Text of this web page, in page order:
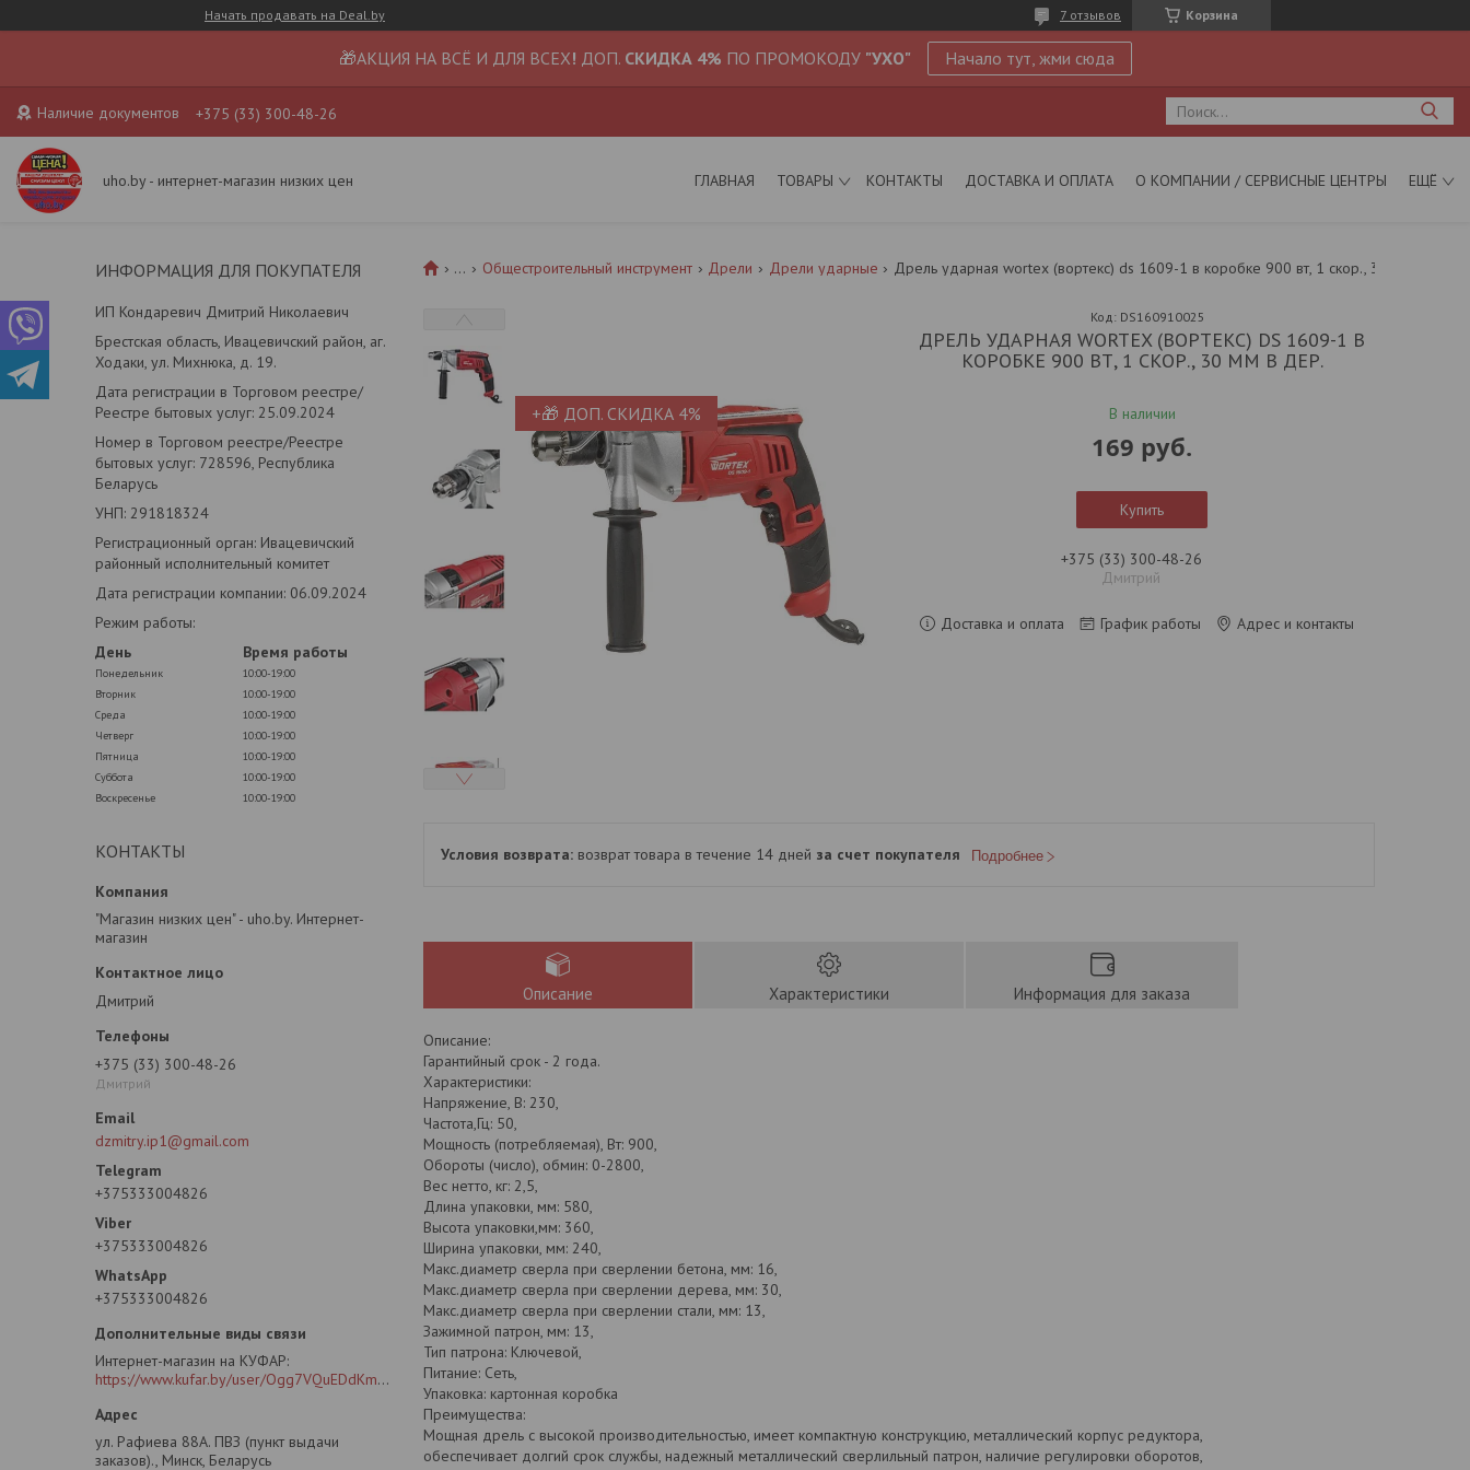
Начать продавать на Deal.by Корзина
7 отзывов
🎁АКЦИЯ НА ВСЁ И ДЛЯ ВСЕХ! ДОП. СКИДКА 4% ПО ПРОМОКОДУ "УХО" Начало тут, жми сюда
Наличие документов +375 (33) 300-48-26
uho.by - интернет-магазин низких цен ГЛАВНАЯ ТОВАРЫ КОНТАКТЫ ДОСТАВКА И ОПЛАТА О КОМПАНИИ / СЕРВИСНЫЕ ЦЕНТРЫ ЕЩЁ
ИНФОРМАЦИЯ ДЛЯ ПОКУПАТЕЛЯ
ИП Кондаревич Дмитрий Николаевич
Брестская область, Ивацевичский район, аг.
Ходаки, ул. Михнюка, д. 19.
Дата регистрации в Торговом реестре/
Реестре бытовых услуг: 25.09.2024
Номер в Торговом реестре/Реестре
бытовых услуг: 728596, Республика
Беларусь
УНП: 291818324
Регистрационный орган: Ивацевичский
районный исполнительный комитет
Дата регистрации компании: 06.09.2024
Режим работы:
День
Время работы
Понедельник
10:00-19:00
Вторник
10:00-19:00
Среда
10:00-19:00
Четверг
10:00-19:00
Пятница
10:00-19:00
Суббота
10:00-19:00
Воскресенье
10:00-19:00
КОНТАКТЫ
"Магазин низких цен" - uho.by. Интернет-
магазин
Дмитрий
+375 (33) 300-48-26
Дмитрий
dzmitry.ip1@gmail.com
+375333004826
+375333004826
+375333004826
Интернет-магазин на КУФАР
https://www.kufar.by/user/Ogg7VQuEDdKm2oG4CLB6SIY?previousUrl=https%3A%2F%2Fwww.kufar.by%2Fitem%2F1073355778&widgetPosition=lower
ул. Рафиева 88А. ПВЗ (пункт выдачи
заказов)., Минск, Беларусь
... Общестроительный инструмент Дрели Дрели ударные
+🎁 ДОП. СКИДКА 4%
ДРЕЛЬ УДАРНАЯ WORTEX (ВОРТЕКС) DS 1609-1 В
КОРОБКЕ 900 ВТ, 1 СКОР., 30 ММ В ДЕР.
В наличии
Код: DS160910025
169 руб.
Купить
+375 (33) 300-48-26
Дмитрий
Доставка и оплата График работы Адрес и контакты
возврат товара в течение 14 дней за счет покупателя Подробнее
Описание Характеристики Информация для заказа
Описание:
Гарантийный срок - 2 года.
Характеристики:
Напряжение, В: 230,
Частота,Гц: 50,
Мощность (потребляемая), Вт: 900,
Обороты (число), обмин: 0-2800,
Вес нетто, кг: 2,5,
Длина упаковки, мм: 580,
Высота упаковки,мм: 360,
Ширина упаковки, мм: 240,
Макс.диаметр сверла при сверлении бетона, мм: 16,
Макс.диаметр сверла при сверлении дерева, мм: 30,
Макс.диаметр сверла при сверлении стали, мм: 13,
Зажимной патрон, мм: 13,
Тип патрона: Ключевой,
Питание: Сеть,
Упаковка: картонная коробка
Преимущества:
Мощная дрель с высокой производительностью, имеет компактную конструкцию, металлический корпус редуктора,
обеспечивает долгий срок службы, надежный металлический сверлильный патрон, наличие регулировки оборотов,